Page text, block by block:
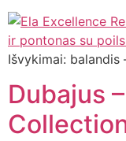
Išvykimai: balandis
Dubajus